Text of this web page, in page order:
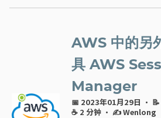
AWS 中的另
具 AWS
Manager
📅 2023年01月29日 ·
☕ 2 分钟 · ✍ Wenlong